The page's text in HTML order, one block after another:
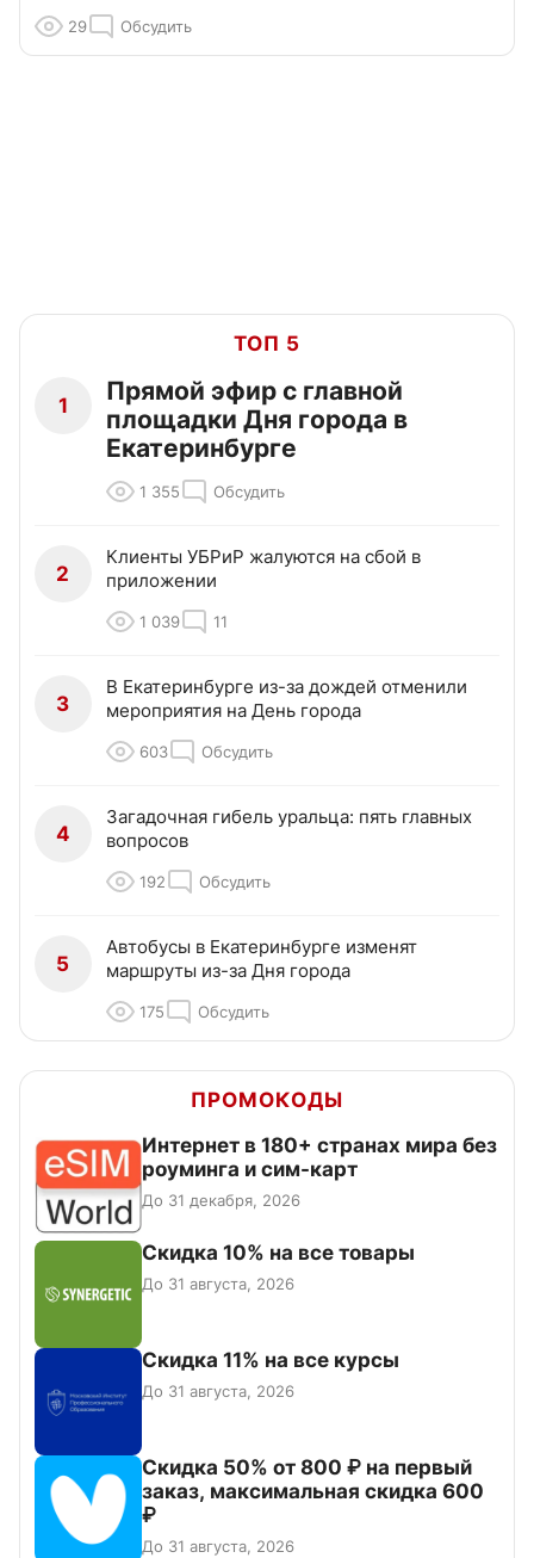
29 Обсудить
ТОП 5
1
Прямой эфир с главной
площадки Дня города в
Екатеринбурге
1 355 Обсудить
2
Клиенты УБРиР жалуются на сбой в
приложении
1 039 11
3
В Екатеринбурге из-за дождей отменили
мероприятия на День города
603 Обсудить
4
Загадочная гибель уральца: пять главных
вопросов
192 Обсудить
5
Автобусы в Екатеринбурге изменят
маршруты из-за Дня города
175 Обсудить
ПРОМОКОДЫ
Интернет в 180+ странах мира без
роуминга и сим-карт
До 31 декабря, 2026
Скидка 10% на все товары
До 31 августа, 2026
Скидка 11% на все курсы
До 31 августа, 2026
Скидка 50% от 800 ₽ на первый
заказ, максимальная скидка 600
₽
До 31 августа, 2026